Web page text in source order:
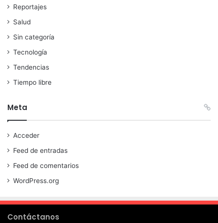
Reportajes
Salud
Sin categoría
Tecnología
Tendencias
Tiempo libre
Meta
Acceder
Feed de entradas
Feed de comentarios
WordPress.org
Contáctanos